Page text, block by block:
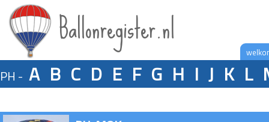
Ballonregister.nl
PH - A B C D E F G H I J K L